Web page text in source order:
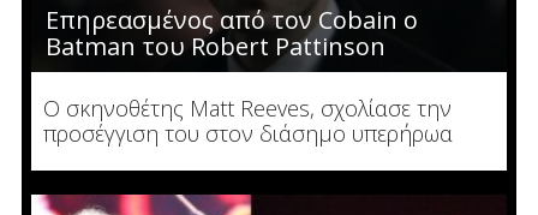
Επηρεασμένος από τον Cobain o
Batman του Robert Pattinson
Ο σκηνοθέτης Matt Reeves, σχολίασε την
προσέγγιση του στον διάσημο υπερήρωα